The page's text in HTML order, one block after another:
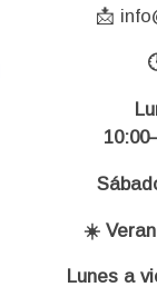
📩
☀️
Lunes a